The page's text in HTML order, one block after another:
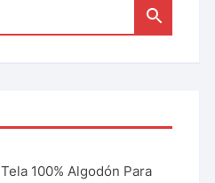
100% Algodón Para